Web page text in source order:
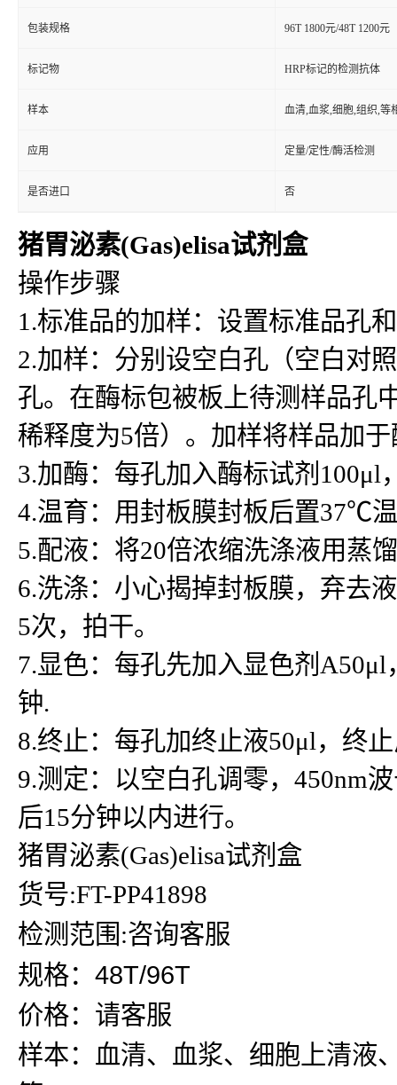
包装规格 96T 1800元/48T 1200元
标记物 HRP标记的检测抗体
样本 血清,血浆,细胞,组织,等
应用 定量/定性/酶活检测
是否进口 否
猪胃泌素(Gas)elisa试剂盒
操作步骤
1.标准品的加样：设置标准品孔
2.加样：分别设空白孔（空白对
孔。在酶标包被板上待测样品孔
稀释度为5倍）。加样将样品加
3.加酶：每孔加入酶标试剂100μl
4.温育：用封板膜封板后置37℃
5.配液：将20倍浓缩洗涤液用蒸
6.洗涤：小心揭掉封板膜，弃去
5次，拍干。
7.显色：每孔先加入显色剂
钟.
8.终止：每孔加终止液50μl，终
9.测定：以空白孔调零，450nm
后15分钟以内进行。
猪胃泌素(Gas)elisa试剂盒
货号:FT-PP41898
检测范围:咨询客服
规格：48T/96T
价格：请客服
样本：血清、血浆、细胞上清液